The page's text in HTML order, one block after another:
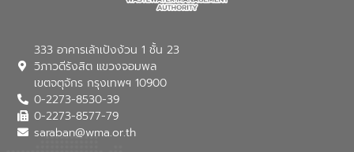
333 อาคารเล้าเป้งง้วน 1 ชั้น 23
วิภาวดีรังสิต แขวงจอมพล
เขตจตุจักร กรุงเทพฯ 10900
0-2273-8530-39
0-2273-8577-79
saraban@wma.or.th